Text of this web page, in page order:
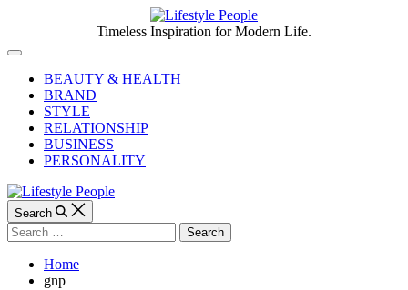
content
People
Timeless Inspiration for Modern Life.
Off
CanvasBEAUTY & HEALTH
BRAND
STYLE
RELATIONSHIP
BUSINESS
PERSONALITY
Search
Search
for:
Home
gnp